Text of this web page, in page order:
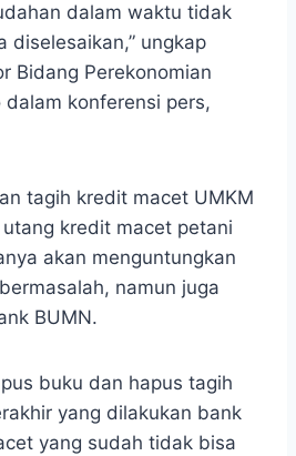
dalam waktu tidak
diselesaikan,” ungkap
Bidang Perekonomian
konferensi pers,
tagih kredit macet UMKM
kredit macet petani
akan menguntungkan
namun juga
BUMN.
buku dan hapus tagih
yang dilakukan bank
yang sudah tidak bisa